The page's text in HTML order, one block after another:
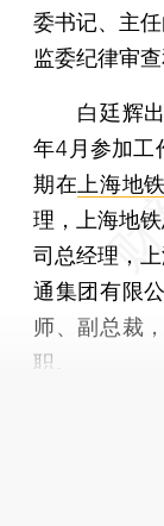
委书记、主
监委纪律审查
白廷辉出
年4月参加工
期在 上海地铁
理，上海地
司总经理，
通集团有限
师、副总裁
职。